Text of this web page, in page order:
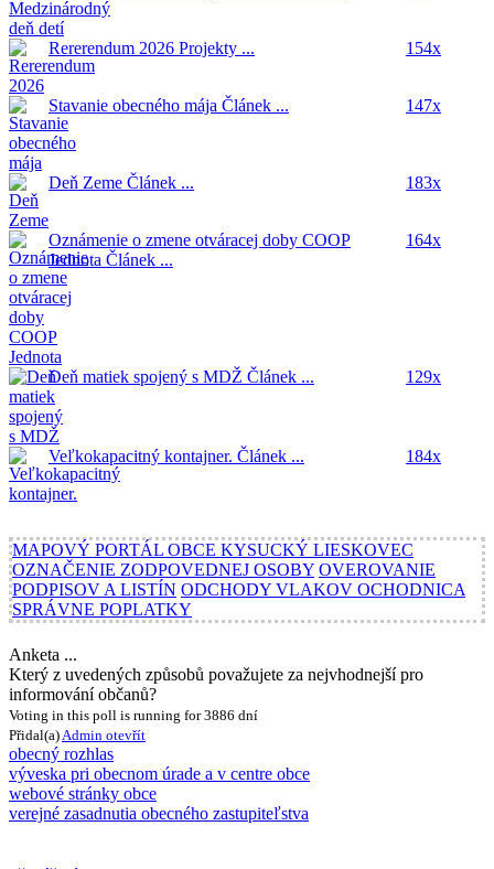
Rererendum 2026 Projekty ... 154x
Stavanie obecného mája Článek ... 147x
Deň Zeme Článek ... 183x
Oznámenie o zmene otváracej doby COOP
Jednota Článek ...
164x
Deň matiek spojený s MDŽ Článek ... 129x
Veľkokapacitný kontajner. Článek ... 184x
MAPOVÝ PORTÁL OBCE KYSUCKÝ LIESKOVEC
OZNAČENIE ZODPOVEDNEJ OSOBY OVEROVANIE
PODPISOV A LISTÍN ODCHODY VLAKOV OCHODNICA
SPRÁVNE POPLATKY
Anketa ...
Který z uvedených způsobů považujete za nejvhodnejší pro
informování občanů?
Voting in this poll is running for 3886 dní
Přidal(a)Admin otevřít
obecný rozhlas
výveska pri obecnom úrade a v centre obce
webové stránky obce
verejné zasadnutia obecného zastupiteľstva